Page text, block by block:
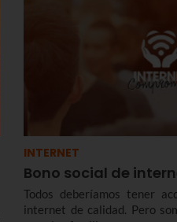
INTERNET
Bono social de
Todos deberíamos tener
internet de calidad. Pero